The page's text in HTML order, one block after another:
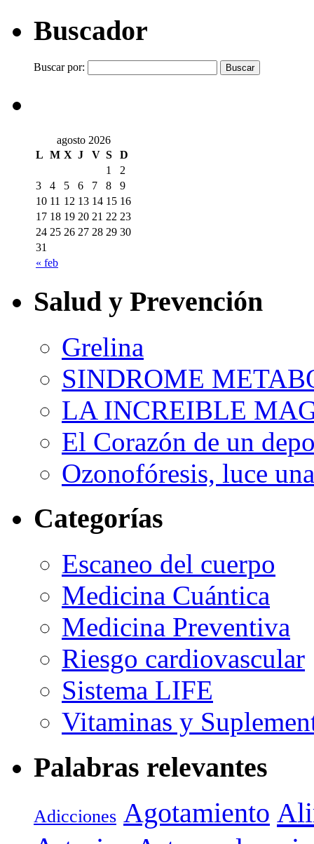
Buscador
Buscar por:
agosto 2026
L M X J V S D
« feb
1
2
3
4 5 6 7 8
9
10 11 12 13 14 15 16
17 18 19 20 21 22 23
24 25 26 27 28 29 30
31
Salud y Prevención
Grelina
SINDROME
LA INCREIBLE
El Corazón de un
Ozonofóresis, luce
Categorías
Escaneo del cuerpo
Medicina Cuántica
Medicina Preventiva
Riesgo cardiovascular
Sistema LIFE
Vitaminas y
Palabras relevantes
Adicciones Agotamiento